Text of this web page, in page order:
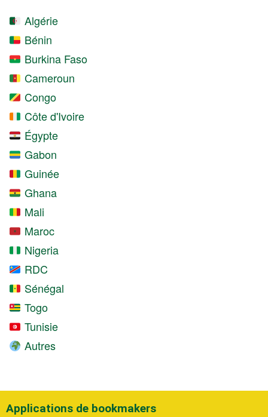
Algérie
Bénin
Burkina Faso
Cameroun
Congo
Côte d'Ivoire
Égypte
Gabon
Guinée
Ghana
Mali
Maroc
Nigeria
RDC
Sénégal
Togo
Tunisie
Autres
Applications de bookmakers